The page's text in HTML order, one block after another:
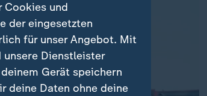
Cookies und
der eingesetzten
für unser Angebot. Mit
Dienstleister
Gerät speichern
deine Daten ohne deine